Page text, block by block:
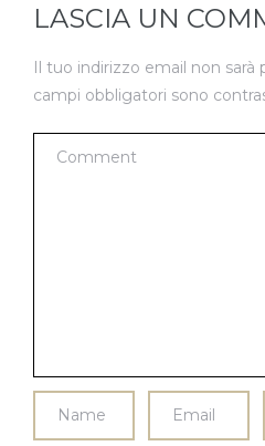
LASCIA UN
Il tuo indirizzo email non sarà
campi obbligatori sono